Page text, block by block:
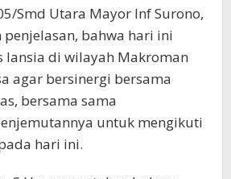
Smd Utara Mayor Inf Surono,
penjelasan, bahwa hari ini
lansia di wilayah Makroman
agar bersinergi bersama
bersama sama
untuk mengikuti
hari ini.